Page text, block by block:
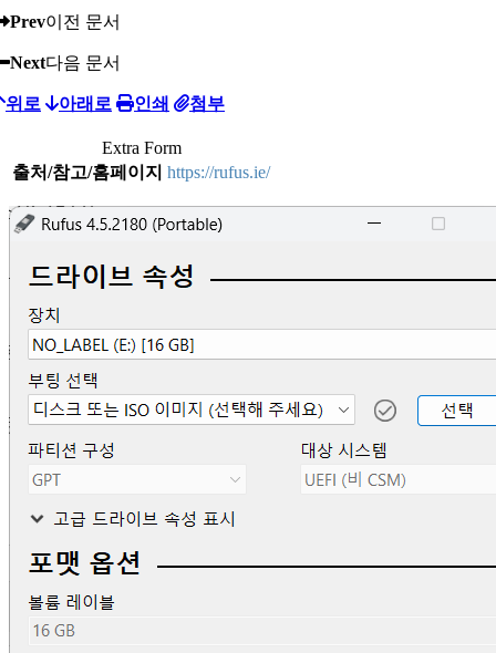
Prev이전 문서
Next다음 문서
위로 아래로 인쇄 첨부
Extra Form
출처/참고/홈페이지 https://rufus.ie/